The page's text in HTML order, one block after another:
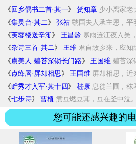
雁...
《 回乡偶书二首·其一》 贺知章 少小离家老
(鬓毛衰...
《集灵台·其二 》 张祜 虢国夫人承主恩，平
粉...
《芙蓉楼送辛渐》 王昌龄 寒雨连江夜入吴
友...
《杂诗三首·其二》 王维 君自故乡来，应知
梅...
《虞美人·碧苔深锁长门路》 王国维 碧苔深
自来积毁骨能...
《点绛唇·屏却相思》 王国维 屏却相思，近
掷，梦里...
《赠秀才入军·其十四》 嵇康 息徒兰圃，秣
长川。...
《七步诗》 曹植 煮豆燃豆萁，豆在釜中泣
您可能还感兴趣的